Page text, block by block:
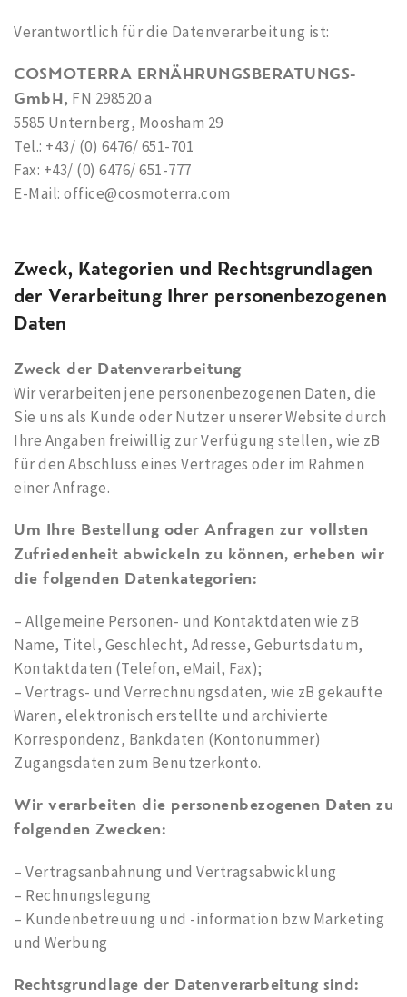
Verantwortlich für die Datenverarbeitung ist:
COSMOTERRA ERNÄHRUNGSBERATUNGS-
GmbH, FN 298520 a
5585 Unternberg, Moosham 29
Tel.: +43/ (0) 6476/ 651-701
Fax: +43/ (0) 6476/ 651-777
E-Mail: office@cosmoterra.com
Zweck, Kategorien und Rechtsgrundlagen
der Verarbeitung Ihrer personenbezogenen
Daten
Zweck der Datenverarbeitung
Wir verarbeiten jene personenbezogenen Daten, die
Sie uns als Kunde oder Nutzer unserer Website durch
Ihre Angaben freiwillig zur Verfügung stellen, wie zB
für den Abschluss eines Vertrages oder im Rahmen
einer Anfrage.
Um Ihre Bestellung oder Anfragen zur vollsten
Zufriedenheit abwickeln zu können, erheben wir
die folgenden Datenkategorien:
– Allgemeine Personen- und Kontaktdaten wie zB
Name, Titel, Geschlecht, Adresse, Geburtsdatum,
Kontaktdaten (Telefon, eMail, Fax);
– Vertrags- und Verrechnungsdaten, wie zB gekaufte
Waren, elektronisch erstellte und archivierte
Korrespondenz, Bankdaten (Kontonummer)
Zugangsdaten zum Benutzerkonto.
Wir verarbeiten die personenbezogenen Daten zu
folgenden Zwecken:
– Vertragsanbahnung und Vertragsabwicklung
– Rechnungslegung
– Kundenbetreuung und -information bzw Marketing
und Werbung
Rechtsgrundlage der Datenverarbeitung sind: